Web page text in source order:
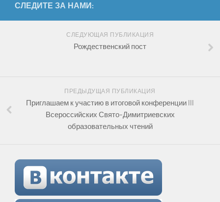
СЛЕДИТЕ ЗА НАМИ:
СЛЕДУЮЩАЯ ПУБЛИКАЦИЯ
Рождественский пост
ПРЕДЫДУЩАЯ ПУБЛИКАЦИЯ
Приглашаем к участию в итоговой конференции III
Всероссийских Свято-Димитриевских
образовательных чтений